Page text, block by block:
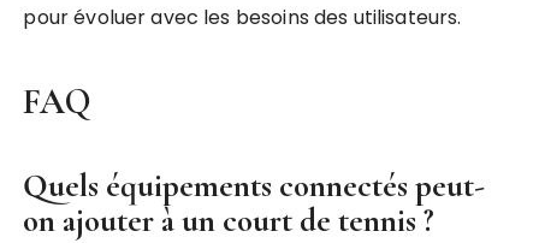
pour évoluer avec les besoins des utilisateurs.
FAQ
Quels équipements connectés peut-
on ajouter à un court de tennis ?